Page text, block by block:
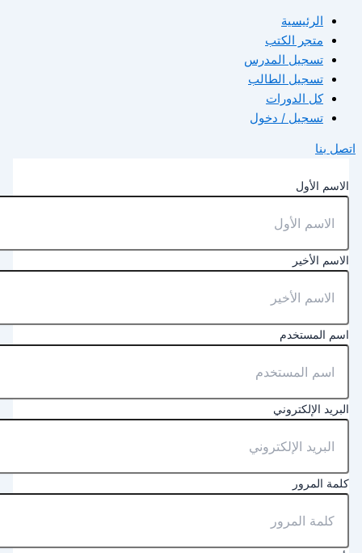
الرئيسية
متجر الكتب
تسجيل المدرس
تسجيل الطالب
كل الدورات
تسجيل / دخول
بنا
الأول
الأخير
المستخدم
الإلكتروني
المرور